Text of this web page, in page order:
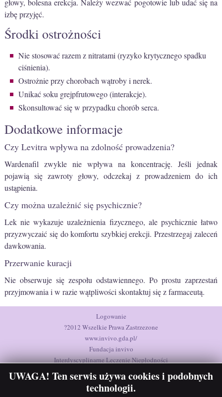
głowy, bolesna erekcja. Należy wezwać pogotowie lub udać się na
izbę przyjęć.
Środki ostrożności
Nie stosować razem z nitratami (ryzyko krytycznego spadku
ciśnienia).
Ostrożnie przy chorobach wątroby i nerek.
Unikać soku grejpfrutowego (interakcje).
Skonsultować się w przypadku chorób serca.
Dodatkowe informacje
Czy Levitra wpływa na zdolność prowadzenia?
Wardenafil zwykle nie wpływa na koncentrację. Jeśli jednak
pojawią się zawroty głowy, odczekaj z prowadzeniem do ich
ustąpienia.
Czy można uzależnić się psychicznie?
Lek nie wykazuje uzależnienia fizycznego, ale psychicznie łatwo
przyzwyczaić się do komfortu szybkiej erekcji. Przestrzegaj zaleceń
dawkowania.
Przerwanie kuracji
Nie obserwuje się zespołu odstawiennego. Po prostu zaprzestań
przyjmowania i w razie wątpliwości skontaktuj się z farmaceutą.
Logowanie
UWAGA! Ten serwis używa cookies i podobnych
technologii.
?2012 Wszelkie Prawa Zastrzezone
www.invivo.gda.pl/
Fundacja invivo
Interdyscyplinarne Leczenie Niepłodności